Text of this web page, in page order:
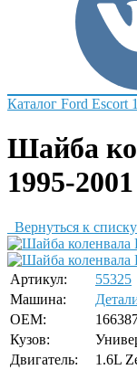
Каталог Ford Escort
Шайба
1995-2001
Вернуться к
Артикул:
55325
Машина:
OEM:
Кузов:
Двигатель:
1.6L